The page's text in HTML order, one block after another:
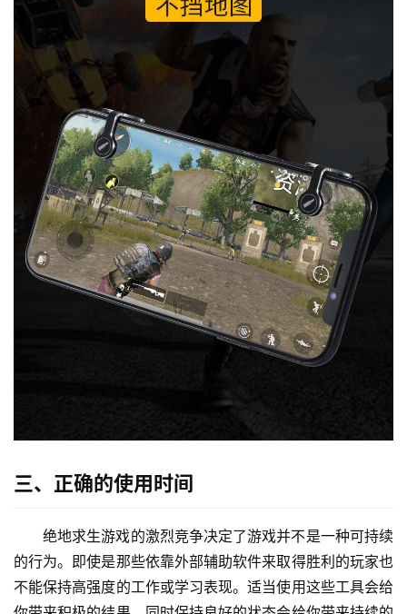
三、正确的使用时间
绝地求生游戏的激烈竞争决定了游戏并不是一种可持续
的行为。即使是那些依靠外部辅助软件来取得胜利的玩家也
不能保持高强度的工作或学习表现。适当使用这些工具会给